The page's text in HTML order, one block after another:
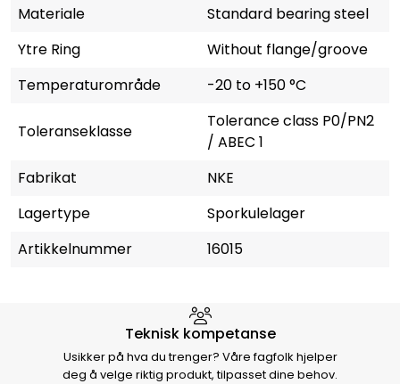
Materiale
Standard bearing steel
Ytre Ring
Without flange/groove
Temperaturområde
-20 to +150 °C
Toleranseklasse
Tolerance class P0/PN2
/ ABEC 1
Fabrikat
NKE
Lagertype
Sporkulelager
Artikkelnummer
16015
Hvorfor velge Storm Halvorsen
Teknisk kompetanse
Usikker på hva du trenger? Våre fagfolk hjelper
deg å velge riktig produkt, tilpasset dine behov.